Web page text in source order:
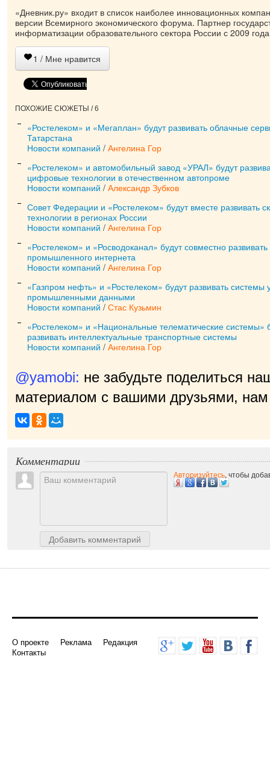
«Дневник.ру» входит в список наиболее инновационных
версии Всемирного экономического форума. Партнер
информатизации образовательного сектора России с 2009
1 / Мне нравится
ПОХОЖИЕ СЮЖЕТЫ / 6
«Ростелеком» и «Мегаплан» будут развивать облачные
Татарстана
Новости компаний / Ангелина Гор
«Ростелеком» и автомобильный завод «УРАЛ» будут
цифровые технологии в отечественном автопроме
Новости компаний / Александр Зубков
Совет Федерации и «Ростелеком» будут вместе развивать
технологии в регионах России
Новости компаний / Ангелина Гор
«Ростелеком» и «Росводоканал» будут совместно
промышленного интернета
Новости компаний / Ангелина Гор
«Газпром нефть» и «Ростелеком» будут развивать системы
промышленными данными
Новости компаний / Стас Кузьмин
«Ростелеком» и «Национальные телематические системы»
развивать интеллектуальные транспортные системы
Новости компаний / Ангелина Гор
@yamobi: не забудьте поделиться
материалом с вашими друзьями,
Комментарии
Добавить комментарий
Авторизуйтесь, чтобы
О проекте Реклама
Редакция
Контакты